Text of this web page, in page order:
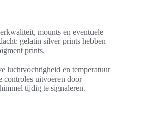
mounts en eventuele
gelatin silver prints hebben
prints.
luchtvochtigheid en temperatuur
controles uitvoeren door
tijdig te signaleren.